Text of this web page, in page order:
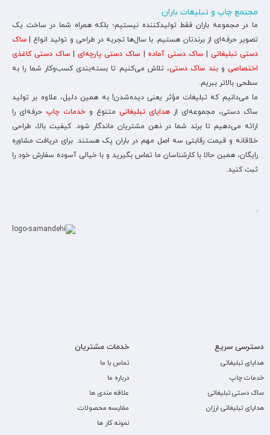
مجتمع چاپ و تبلیغات باران
ما در مجموعه باران فقط تولیدکننده نیستیم؛ بلکه همراه شما در ساخت یک
تصویر حرفه‌ای از برندتان هستیم. با سال‌ها تجربه در طراحی و تولید انواع | ساک
دستی تبلیغاتی |ساک دستی آماده | ساک دستی پارچه‌ای| ساک دستی کاغذی
اختصاصی وبند ساک دستی، تلاش می‌کنیم تا بسته‌بندی کسب‌وکار شما را به
سطحی بالاتر ببریم.
ما می‌دانیم که تبلیغات مؤثر یعنی دیده‌شدن! به همین دلیل، علاوه بر تولید
ساک دستی، مجموعه‌ای از هدایای تبلیغاتی متنوع و خدمات چاپ حرفه‌ای را
ارائه می‌دهیم تا برند شما در ذهن مشتریان ماندگار شود. کیفیت بالا، طراحی
خلاقانه و قیمت رقابتی سه اصل مهم در باران پک هستند. برای دریافت مشاوره
رایگان، همین حالا با کارشناسان ما تماس بگیرید و با خیالی آسوده سفارش خود را
ثبت کنید.
دسترسی سریع
هدایای تبلیغاتی
خدمات چاپ
ساک دستی تبلیغاتی
هدایای تبلیغاتی ارزان
خدمات مشتریان
تماس با ما
درباره ما
علاقه مندی ها
مقایسه محصولات
نمونه کار ها